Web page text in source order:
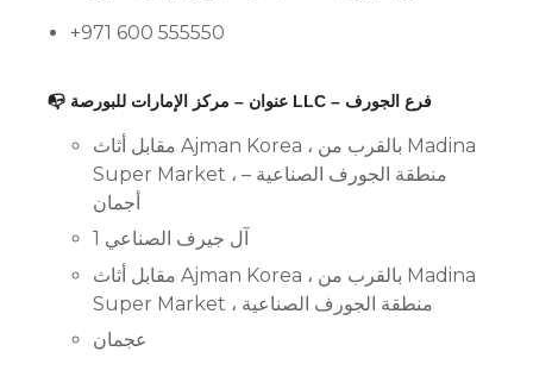
+971 600 555550
📭 عنوان – مركز الإمارات للبورصة LLC – فرع الجورف
مقابل أثاث Ajman Korea ، بالقرب من Madina
Super Market ، منطقة الجورف الصناعية –
أجمان
آل جيرف الصناعي 1
مقابل أثاث Ajman Korea ، بالقرب من Madina
Super Market ، منطقة الجورف الصناعية
عجمان